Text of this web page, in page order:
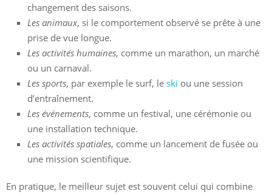
changement des saisons.
Les animaux, si le comportement observé se prête à une
prise de vue longue.
Les activités humaines, comme un marathon, un marché
ou un carnaval.
Les sports, par exemple le surf, le ski ou une session
d’entraînement.
Les événements, comme un festival, une cérémonie ou
une installation technique.
Les activités spatiales, comme un lancement de fusée ou
une mission scientifique.
En pratique, le meilleur sujet est souvent celui qui combine